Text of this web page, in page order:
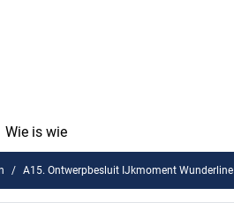
Wie is wie
A15. Ontwerpbesluit IJkmoment Wunderline